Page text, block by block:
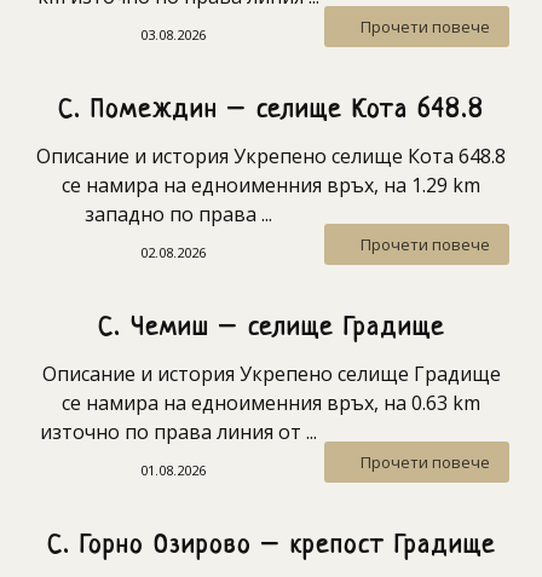
Прочети повече
03.08.2026
С. Помеждин – селище Кота 648.8
Описание и история Укрепено селище Кота 648.8
се намира на едноименния връх, на 1.29 km
западно по права ...
Прочети повече
02.08.2026
С. Чемиш – селище Градище
Описание и история Укрепено селище Градище
се намира на едноименния връх, на 0.63 km
източно по права линия от ...
Прочети повече
01.08.2026
С. Горно Озирово – крепост Градище